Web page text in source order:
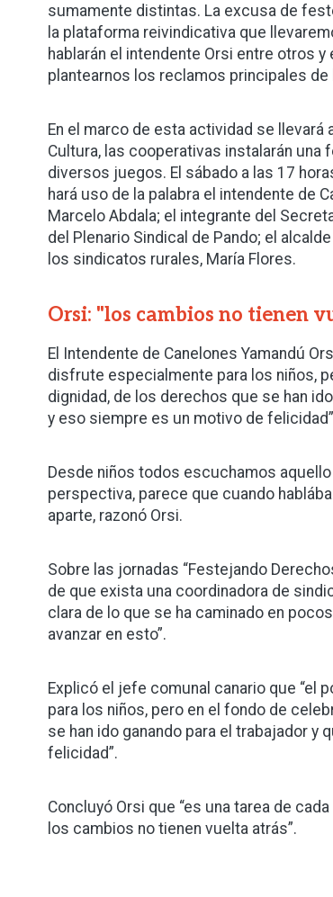
sumamente distintas. La excusa de
la plataforma reivindicativa que
hablarán el intendente Orsi entre otros
plantearnos los reclamos principales
En el marco de esta actividad se
Cultura, las cooperativas instalarán
diversos juegos. El sábado a las 17
hará uso de la palabra el intendente de
Marcelo Abdala; el integrante del
del Plenario Sindical de Pando; el
los sindicatos rurales, María Flores.
Orsi: "los cambios no tienen
El Intendente de Canelones Yamandú
disfrute especialmente para los niños,
dignidad, de los derechos que se han
y eso siempre es un motivo de
Desde niños todos escuchamos aquello
perspectiva, parece que cuando
aparte, razonó Orsi.
Sobre las jornadas “Festejando
de que exista una coordinadora de
clara de lo que se ha caminado en
avanzar en esto”.
Explicó el jefe comunal canario que “el
para los niños, pero en el fondo de
se han ido ganando para el trabajador
felicidad”.
Concluyó Orsi que “es una tarea de
los cambios no tienen vuelta atrás”.